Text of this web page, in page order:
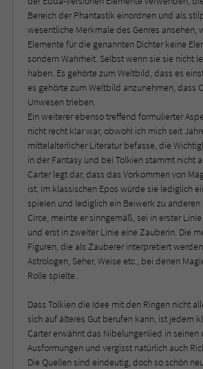
Bereich der Phantastik einordnen und als
wesentliche Merkmale des Genres ansehen,
Elemente für die genannten Dichter keine
sondern Wahrheit. Selbst wenn sie sie nicht
haben. Es gehörte zum Weltbild, dass es
es gehörte zum Weltbild anzunehmen, dass
Unwesen trieben.
Ein weiterer ebenso treffend formulierter
nicht recht klar war, obwohl ich mich seit
mittelalterlicher Literatur befasse, die
in der Fantasy und bei Tolkien stammt nicht
Carter legt dar, dass das Vorkommen von
ist. Im klassischen Epos würde sie lediglich
spielen und lediglich ein Beiwerk zu anderen
Circe, meinte er sinngemäß, sei in erster
und erst in zweiter Linie eine Zauberin. Die
Figuren, die als Zauberer interpretiert
Astrologen, Seher, Weise etc., bei denen
Rolle spielte.
Dass Tolkien die Idee mit den Ringen nicht
sich auf älteres Gut berufen kann, ist jedem
Carter erwähnt das Nibelungenlied in seinen
Ausformungen und vergisst natürlich auch
Die Quellen sind eindeutig, doch so schön